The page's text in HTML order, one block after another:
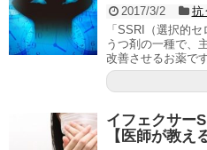
2017/3/2
抗
「SSRI（選択的
うつ剤の一種で、
改善させるお薬で
イフェクサー
【医師が教え